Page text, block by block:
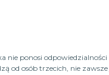
ponosi
od osób trzecich, nie